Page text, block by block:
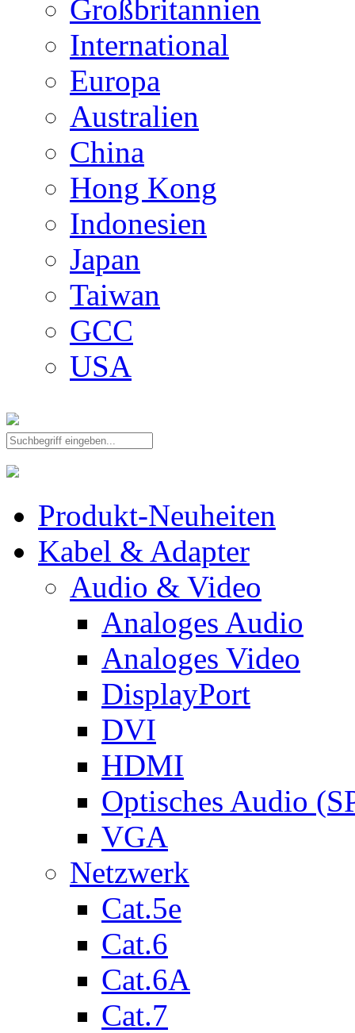
Großbritannien
International
Europa
Australien
China
Hong Kong
Indonesien
Japan
Taiwan
GCC
USA
Produkt-Neuheiten
Kabel & Adapter
Audio & Video
Analoges Audio
Analoges Video
DisplayPort
DVI
HDMI
Optisches Audio
VGA
Netzwerk
Cat.5e
Cat.6
Cat.6A
Cat.7